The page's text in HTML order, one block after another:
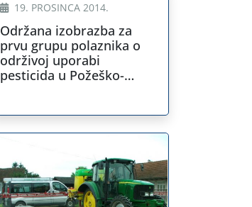
19. PROSINCA 2014.
Održana izobrazba za
prvu grupu polaznika o
održivoj uporabi
pesticida u Požeško-